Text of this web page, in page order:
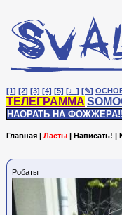
[1] [2] [3] [4] [5] [♩] [✎]
ТЕЛЕГРАММА
НАОРАТЬ НА
Главная | Ласты | Написать! |
Робаты